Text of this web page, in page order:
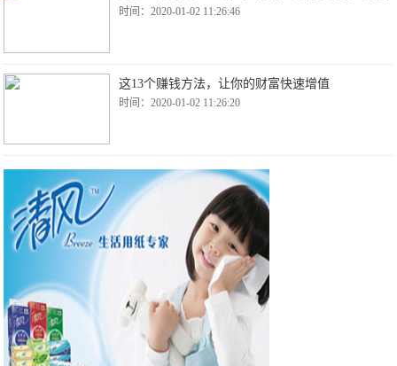
时间：2020-01-02 11:26:46
这13个赚钱方法，让你的财富快速增值
时间：2020-01-02 11:26:20